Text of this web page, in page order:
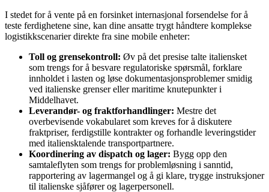
I stedet for å vente på en forsinket internasjonal forsendelse for å
teste ferdighetene sine, kan dine ansatte trygt håndtere komplekse
logistikkscenarier direkte fra sine mobile enheter:
Toll og grensekontroll: Øv på det presise talte italiensket
som trengs for å besvare regulatoriske spørsmål, forklare
innholdet i lasten og løse dokumentasjonsproblemer smidig
ved italienske grenser eller maritime knutepunkter i
Middelhavet.
Leverandør- og fraktforhandlinger: Mestre det
overbevisende vokabularet som kreves for å diskutere
fraktpriser, ferdigstille kontrakter og forhandle leveringstider
med italiensktalende transportpartnere.
Koordinering av dispatch og lager: Bygg opp den
samtaleflyten som trengs for problemløsning i sanntid,
rapportering av lagermangel og å gi klare, trygge instruksjoner
til italienske sjåfører og lagerpersonell.